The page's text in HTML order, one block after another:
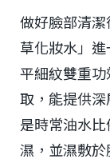
做好臉部清
草化妝水」
平細紋雙重
取，能提供
是時常油水
濕，並濕敷